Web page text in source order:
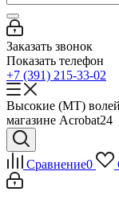
Заказать звонок
Показать телефон
+7 (391) 215-33-02
Высокие (MT)
магазине Acrobat24
Сравнение0